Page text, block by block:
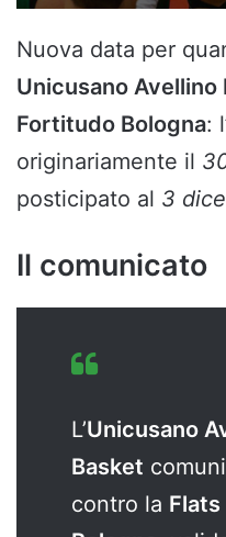
Nuova data per
Unicusano Avellino
Fortitudo Bologna:
originariamente il
posticipato al 3
Il comunicato
L’Unicusano
Basket
contro la